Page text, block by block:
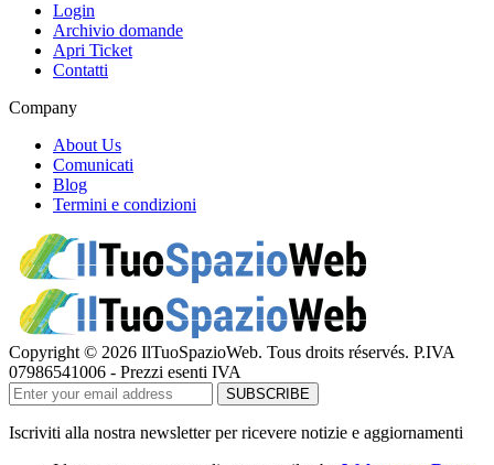
Login
Archivio domande
Apri Ticket
Contatti
Company
About Us
Comunicati
Blog
Termini e condizioni
Copyright © 2026 IlTuoSpazioWeb. Tous droits réservés. P.IVA
07986541006 - Prezzi esenti IVA
Iscriviti alla nostra newsletter per ricevere notizie e aggiornamenti